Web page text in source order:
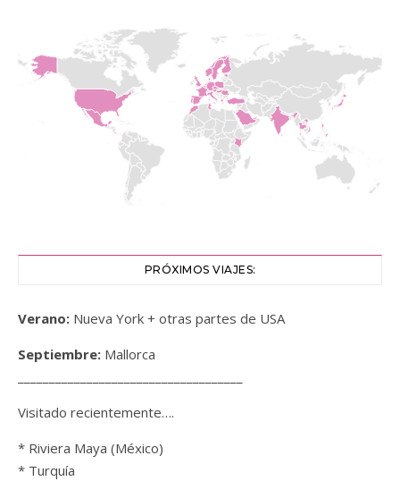
PRÓXIMOS VIAJES:
Verano: Nueva York + otras partes de USA
Septiembre: Mallorca
Visitado recientemente….
* Riviera Maya (México)
* Turquía